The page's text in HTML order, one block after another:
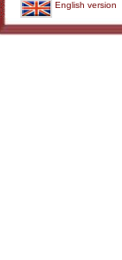
English version